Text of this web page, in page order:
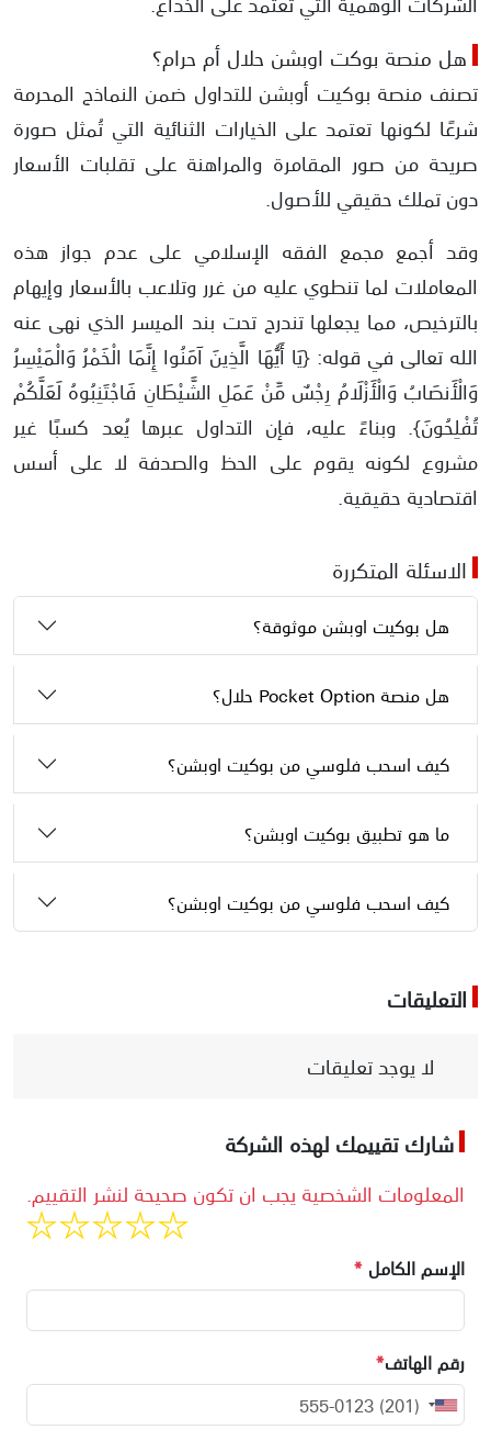
هل منصة بوكت اوبشن حلال أم حرام؟
تصنف منصة بوكيت أوبشن للتداول ضمن النماذج المحرمة
شرعًا لكونها تعتمد على الخيارات الثنائية التي تُمثل صورة
صريحة من صور المقامرة والمراهنة على تقلبات الأسعار
دون تملك حقيقي للأصول.
وقد أجمع مجمع الفقه الإسلامي على عدم جواز هذه
المعاملات لما تنطوي عليه من غرر وتلاعب بالأسعار وإيهام
بالترخيص، مما يجعلها تندرج تحت بند الميسر الذي نهى عنه
الله تعالى في قوله: {يَا أَيُّهَا الَّذِينَ آمَنُوا إِنَّمَا الْخَمْرُ وَالْمَيْسِرُ
وَالْأَنصَابُ وَالْأَزْلَامُ رِجْسٌ مِّنْ عَمَلِ الشَّيْطَانِ فَاجْتَنِبُوهُ لَعَلَّكُمْ
تُفْلِحُونَ}. وبناءً عليه، فإن التداول عبرها يُعد كسبًا غير
مشروع لكونه يقوم على الحظ والصدفة لا على أسس
اقتصادية حقيقية.
الاسئلة المتكررة
هل بوكيت اوبشن موثوقة؟
هل منصة Pocket Option حلال؟
كيف اسحب فلوسي من بوكيت اوبشن؟
ما هو تطبيق بوكيت اوبشن؟
كيف اسحب فلوسي من بوكيت اوبشن؟
التعليقات
لا يوجد تعليقات
شارك تقييمك لهذه الشركة
المعلومات الشخصية يجب ان تكون صحيحة لنشر التقييم.
الإسم الكامل *
رقم الهاتف*